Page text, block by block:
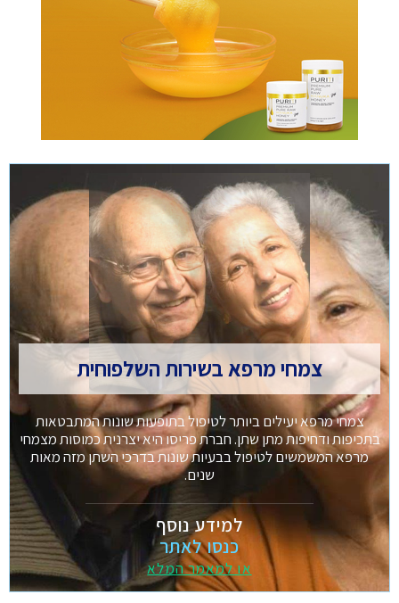
צמחי מרפא בשירות השלפוחית
צמחי מרפא יעילים ביותר לטיפול בתופעות שונות המתבטאות
בתכיפות ודחיפות מתן שתן. חברת פריסו היא יצרנית כמוסות מצמחי
מרפא המשמשים לטיפול בבעיות שונות בדרכי השתן מזה מאות
שנים.
למידע נוסף
כנסו לאתר
או למאמר המלא